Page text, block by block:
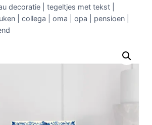
decoratie | tegeltjes met tekst |
| collega | oma | opa | pensioen |